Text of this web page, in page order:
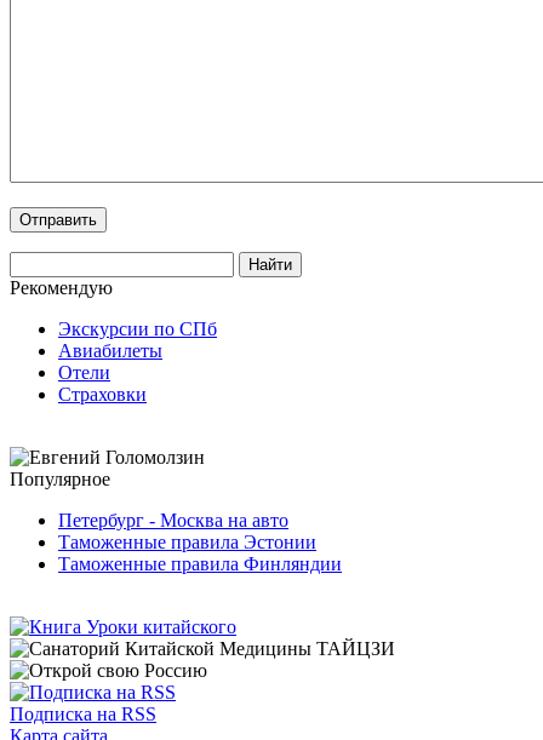
Рекомендую
Экскурсии по СПб
Авиабилеты
Отели
Страховки
Популярное
Петербург - Москва на авто
Таможенные правила Эстонии
Таможенные правила Финляндии
Подписка на RSS